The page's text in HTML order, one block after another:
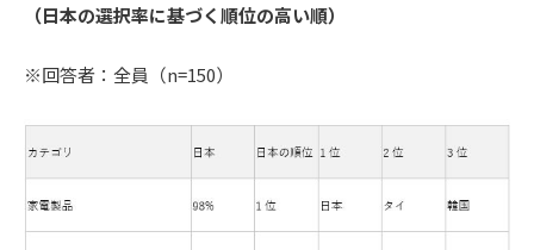
（日本の選択率に基づく順位の高い順）
※回答者：全員（n=150）